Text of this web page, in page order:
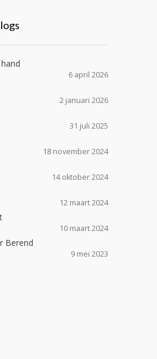
€10,00.
6 april 2026
2 januari 2026
31 juli 2025
18 november 2024
14 oktober 2024
12 maart 2024
10 maart 2024
Berend
9 mei 2023